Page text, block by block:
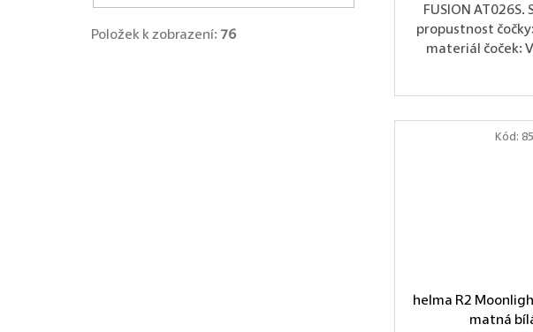
Položek k zobrazení: 76
FUSION AT026S.
propustnost
materiál čoček:
helma R2
matná
Kód: